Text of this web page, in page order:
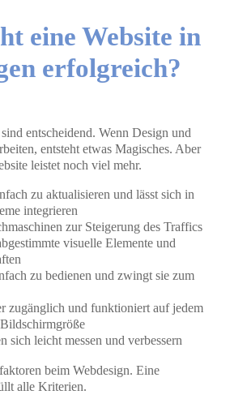
eine Website in
erfolgreich?
entscheidend. Wenn Design und
entsteht etwas Magisches. Aber
leistet noch viel mehr.
zu aktualisieren und lässt sich in
integrieren
zur Steigerung des Traffics
visuelle Elemente und
zu bedienen und zwingt sie zum
zugänglich und funktioniert auf jedem
sich leicht messen und verbessern
beim Webdesign. Eine
alle Kriterien.